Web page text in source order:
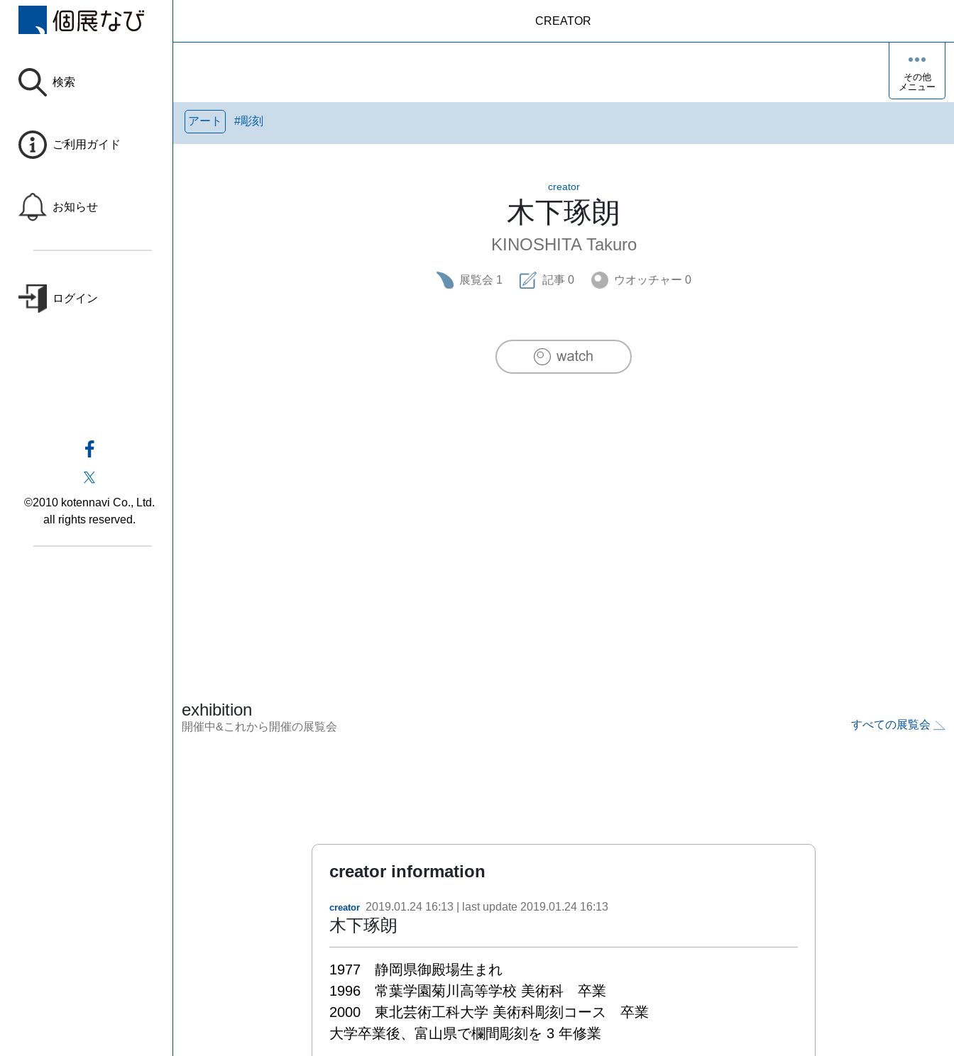
検索
ご利用ガイド
お知らせ
ログイン
©2010 kotennavi Co., Ltd.
all rights reserved.
CREATOR
その他
メニュー
アート #彫刻
creator
木下琢朗
KINOSHITA Takuro
展覧会 1 記事 0 ウオッチャー 0
exhibition
開催中&これから開催の展覧会 すべての展覧会
creator information
creator 2019.01.24 16:13 | last update 2019.01.24 16:13
木下琢朗
1977　静岡県御殿場生まれ
1996　常葉学園菊川高等学校 美術科　卒業
2000　東北芸術工科大学 美術科彫刻コース　卒業
大学卒業後、富山県で欄間彫刻を 3 年修業